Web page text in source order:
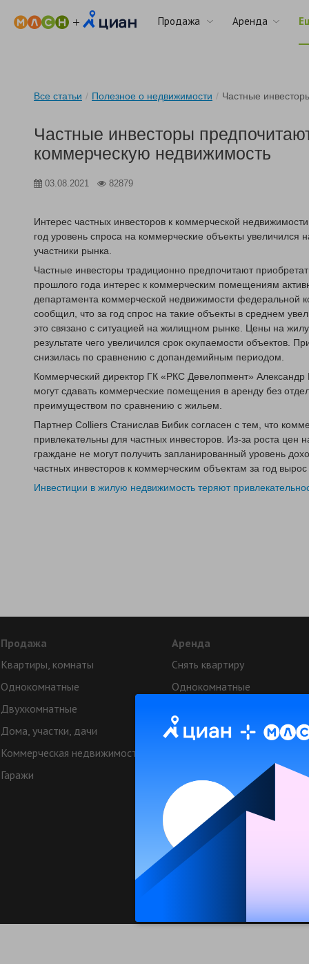
Продажа Аренда
Все статьи / Полезное о недвижимости / Частные
Частные инвесторы
коммерческую недвижимость
03.08.2021 82879
Интерес частных инвесторов к коммерческой
год уровень спроса на коммерческие объекты увеличился
участники рынка.
Частные инвесторы традиционно предпочитают
прошлого года интерес к коммерческим помещениям
департамента коммерческой недвижимости федеральной
сообщил, что за год спрос на такие объекты в среднем
это связано с ситуацией на жилищном рынке. Цены на
результате чего увеличился срок окупаемости объектов.
снизилась по сравнению с допандемийным периодом.
Коммерческий директор ГК «РКС Девелопмент» Александр
могут сдавать коммерческие помещения в аренду без
преимуществом по сравнению с жильем.
Партнер Colliers Станислав Бибик согласен с тем, что
привлекательны для частных инвесторов. Из-за роста цен
граждане не могут получить запланированный уровень
частных инвесторов к коммерческим объектам за год
Инвестиции в жилую недвижимость теряют
Продажа
Аренда
Квартиры, комнаты
Однокомнатные
Двухкомнатные
Дома, участки, дачи
Коммерческая недвижимость
Гаражи
Снять квартиру
Однокомнатные
Аренда коттеджей
Коттеджи посуточно
Коммерческая
© МЛСН.ру -